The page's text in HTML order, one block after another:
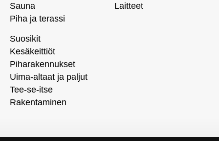
Sauna
Piha ja terassi
Laitteet
Suosikit
Kesäkeittiöt
Piharakennukset
Uima-altaat ja paljut
Tee-se-itse
Rakentaminen